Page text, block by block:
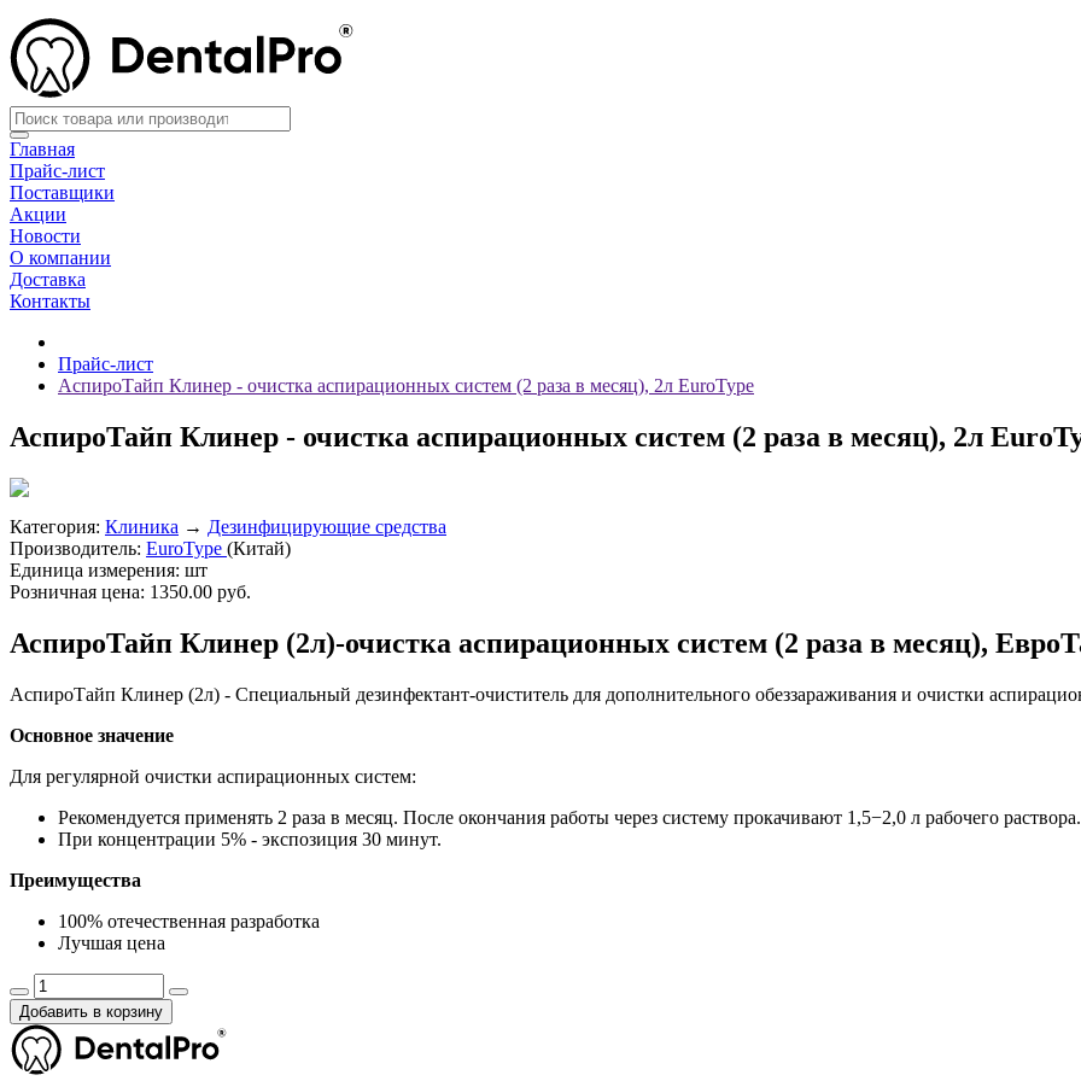
Главная
Прайс-лист
Поставщики
Акции
Новости
О компании
Доставка
Контакты
Прайс-лист
АспироТайп Клинер - очистка аспирационных систем (2 раза в месяц), 2л EuroType
АспироТайп Клинер - очистка аспирационных систем (2 раза в месяц), 2л
Категория: Клиника → Дезинфицирующие средства
Производитель: EuroType (Китай)
Единица измерения: шт
Розничная цена: 1350.00 руб.
АспироТайп Клинер (2л)-очистка аспирационных систем (2 раза в месяц),
АспироТайп Клинер (2л) - Специальный дезинфектант-очиститель для дополнительного обеззараживания и очистки
Основное значение
Для регулярной очистки аспирационных систем:
Рекомендуется применять 2 раза в месяц. После окончания работы через систему прокачивают 1,5−2,0 л рабочего раствора.
При концентрации 5% - экспозиция 30 минут.
Преимущества
100% отечественная разработка
Лучшая цена
Добавить в корзину